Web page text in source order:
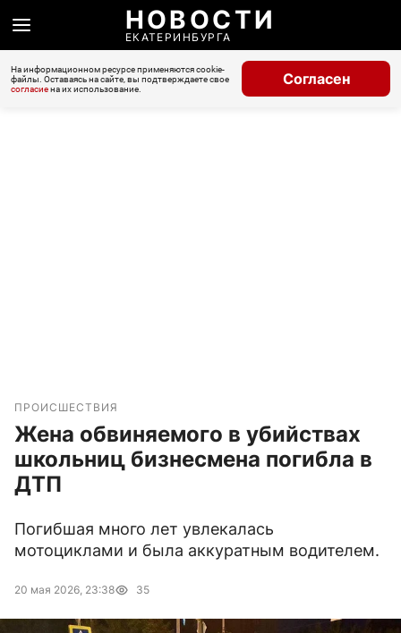
НОВОСТИ
ЕКАТЕРИНБУРГА
На информационном ресурсе применяются cookie-
файлы. Оставаясь на сайте, вы подтверждаете свое
согласиена их использование.
Согласен
ПРОИСШЕСТВИЯ
Жена обвиняемого в убийствах
школьниц бизнесмена погибла в
ДТП
Погибшая много лет увлекалась
мотоциклами и была аккуратным водителем.
20 мая 2026, 23:38 35